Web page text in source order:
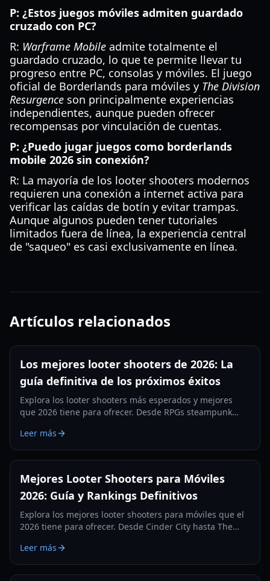
P: ¿Estos juegos móviles admiten guardado
cruzado con PC?
R: Warframe Mobile admite totalmente el
guardado cruzado, lo que te permite llevar tu
progreso entre PC, consolas y móviles. El juego
oficial de Borderlands para móviles y The Division
Resurgence son principalmente experiencias
independientes, aunque pueden ofrecer
recompensas por vinculación de cuentas.
P: ¿Puedo jugar juegos como borderlands
mobile 2026 sin conexión?
R: La mayoría de los looter shooters modernos
requieren una conexión a internet activa para
verificar las caídas de botín y evitar trampas.
Aunque algunos pueden tener tutoriales
limitados fuera de línea, la experiencia central
de "saqueo" es casi exclusivamente en línea.
Artículos relacionados
Los mejores looter shooters de 2026: La
guía definitiva de los próximos éxitos
Explora los looter shooters más esperados y mejores
que 2026 tiene para ofrecer. Desde RPGs steampunk
generación de combate basado en equipo.
Leer más
Mejores Looter Shooters para Móviles
2026: Guía y Rankings Definitivos
Explora los mejores looter shooters para móviles que el
2026 tiene para ofrecer. Desde Cinder City hasta The
equipo y estrategias de juego.
Leer más